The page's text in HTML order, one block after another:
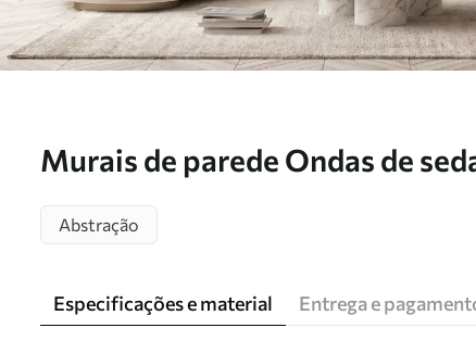
Murais de parede Ondas de
Abstração
Especificações e material Entrega e